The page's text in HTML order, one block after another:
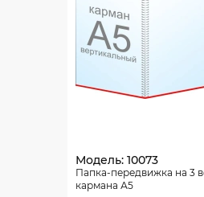
Модель: 10073
Папка-передвижка на 3
кармана А5